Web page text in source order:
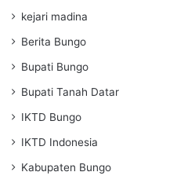
kejari madina
Berita Bungo
Bupati Bungo
Bupati Tanah Datar
IKTD Bungo
IKTD Indonesia
Kabupaten Bungo